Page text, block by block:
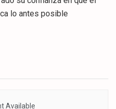
lo antes posible
Available